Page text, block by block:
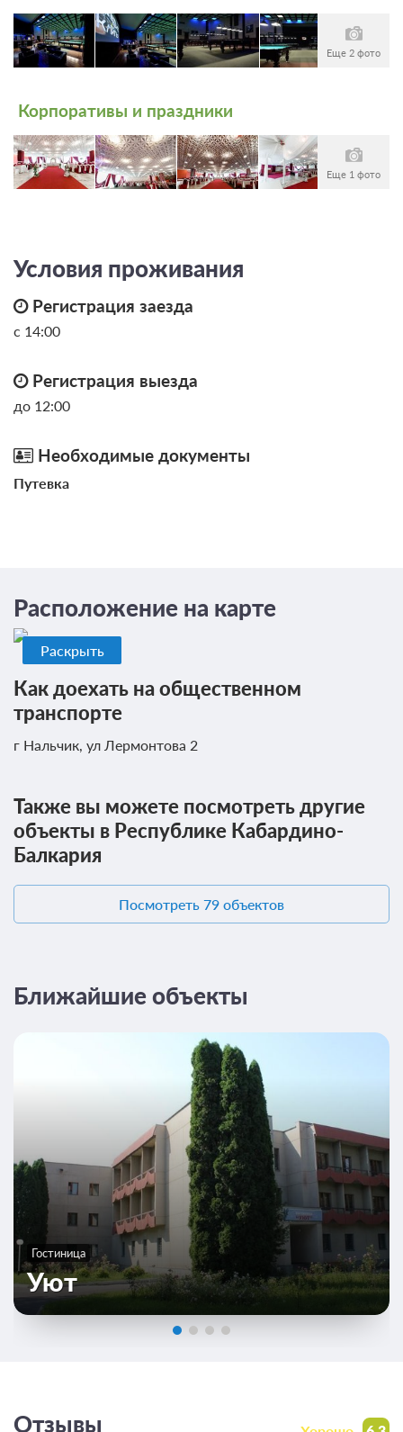
Еще 2 фото
Корпоративы и праздники
Еще 1 фото
Условия проживания
Регистрация заезда
с 14:00
Регистрация выезда
до 12:00
Необходимые документы
Путевка
Расположение на карте
Раскрыть
Как доехать на общественном
транспорте
г Нальчик, ул Лермонтова 2
Также вы можете посмотреть другие
объекты в Республике Кабардино-
Балкария
Посмотреть 79 объектов
Ближайшие объекты
Гостиница
Уют
Отзывы